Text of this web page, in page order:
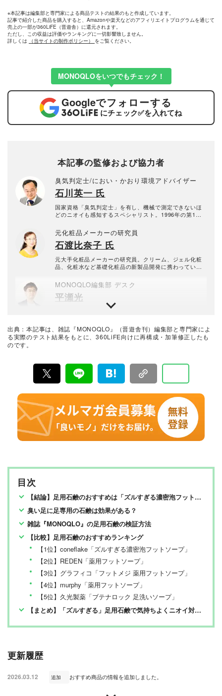
※本記事は編集部と専門家による商品テストの結果のもと作成しています。
記事で紹介した商品を購入すると、Amazonや楽天などのアフィリエイトプログラムを通じて
売上の一部が360LiFE（晋遊舎）に還元されます。
ただし、この収益は評価やランキングに一切影響致しません。
詳しくは
（当サイトの制作ポリシー） をご覧ください。
MONOQLOをいつでもチェック！
Googleでフォローする
にチェック✅を入れてね
本記事の監修および協力者
臭気判定士/におい・かおり環境アドバイザー
石川英一 氏
国家資格「臭気判定士」を有し、機械で測定できないほ
どのニオイも感知するスペシャリスト。1996年の第1回
さない個人の臭気判定士として活動中。臭気判定士とし
て10年以上のキャリアを持つ。
元化粧品メーカーの研究員
石渡比奈子 氏
元大手化粧品メーカーの研究員。クリーム、ジェル化粧
品、化粧水など基礎化粧品の新製品開発に携わってい
MONOQLO編集部 デスク
平瀬光
理美容の業界誌出身。担当するメンズコスメの企画の信
いと内臓脂肪と格闘中。週末はどこかしらのサッカース
タジアムに出没。
MONOQLO編集長
1993年生まれ。2016年に新卒で晋遊舎に入社し、雑誌
『LDK』の編集を経て2025年『MONOQLO』編集長に
就任。9年以上の編集人生であらゆるジャンルのモノをテ
ストしてきたが、デジタルガジェット、アウトドアグッ
ズ、マネーが得意。テストのためなら大学研究所から中
華料理店まであらゆる場所に押しかける。
MONOQLO編集部
『MONOQLO（モノクロ）』は2009年3月19日に創刊、
毎月19日に発行されている「広告なし」のモノ批評雑誌
& おすすめ情報メディア。創刊以来、おもに男性向けの
生活用品や家具、ガジェット、食品などを各分野の専門
中心に、11名以上の編集体制で日々の検証・記事制作を
出典：本記事は、雑誌『MONOQLO』（晋遊舎刊）編集部と専門家によ
る実際のテスト結果をもとに、360LiFE向けに再構成・加筆修正したも
のです。
目次
【結論】足用石鹸のおすすめは「ズルすぎる濃密泡フットソープ」
臭い足に足専用の石鹸は効果がある？
雑誌『MONOQLO』の足用石鹸の検証方法
【比較】足用石鹸のおすすめランキング
【1位】coneflake「ズルすぎる濃密泡フットソープ」
【2位】REDEN「薬用フットソープ」
【3位】グラフィコ「フットメジ 薬用フットソープ」
【4位】murphy「薬用フットソープ」
【5位】久光製薬「ブテナロック 足洗いソープ」
【まとめ】「ズルすぎる」足用石鹸で気持ちよくニオイ対策できる
更新履歴
2026.03.12 追加 おすすめ商品の情報を追加しました。